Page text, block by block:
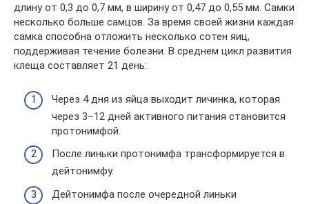
длину от 0,3 до 0,7 мм, в ширину от 0,47 до 0,55 мм. Самки
несколько больше самцов. За время своей жизни каждая
самка способна отложить несколько сотен яиц,
поддерживая течение болезни. В среднем цикл развития
клеща составляет 21 день:
Через 4 дня из яйца выходит личинка, которая
через 3–12 дней активного питания становится
протонимфой.
После линьки протонимфа трансформируется в
дейтонимфу.
Дейтонимфа после очередной линьки